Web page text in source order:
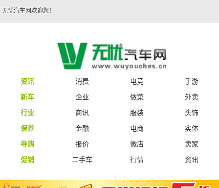
无忧汽车网欢迎您！
资讯 消费 电竞
手游
新车
企业 做菜
外卖
行业
商讯 服装
头饰
保养
金融 电商
实体
导购
报价 微店
卖家
促销
二手车 行情 资讯